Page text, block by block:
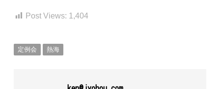
Post Views: 1,404
定例会 熱海